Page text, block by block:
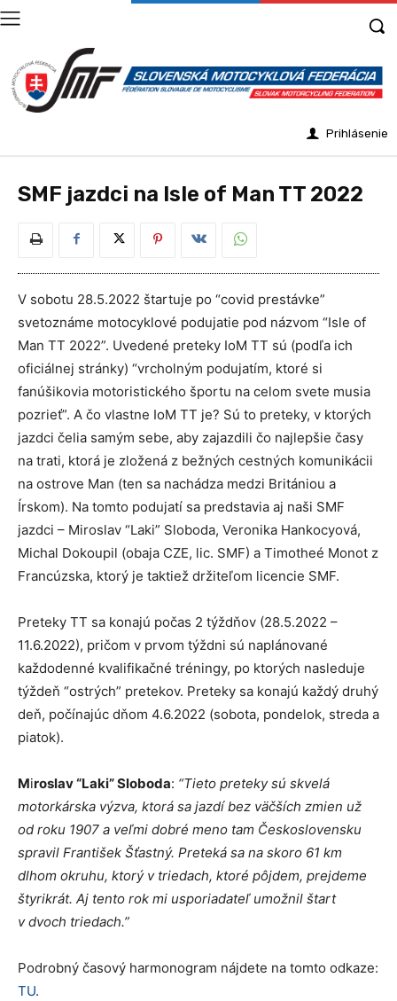
Prihlásenie
SMF jazdci na Isle of Man TT 2022
V sobotu 28.5.2022 štartuje po “covid prestávke”
svetoznáme motocyklové podujatie pod názvom “Isle of
Man TT 2022”. Uvedené preteky IoM TT sú (podľa ich
oficiálnej stránky) “vrcholným podujatím, ktoré si
fanúšikovia motoristického športu na celom svete musia
pozrieť”. A čo vlastne IoM TT je? Sú to preteky, v ktorých
jazdci čelia samým sebe, aby zajazdili čo najlepšie časy
na trati, ktorá je zložená z bežných cestných komunikácii
na ostrove Man (ten sa nachádza medzi Britániou a
Írskom). Na tomto podujatí sa predstavia aj naši SMF
jazdci – Miroslav “Laki” Sloboda, Veronika Hankocyová,
Michal Dokoupil (obaja CZE, lic. SMF) a Timotheé Monot z
Francúzska, ktorý je taktiež držiteľom licencie SMF.
Preteky TT sa konajú počas 2 týždňov (28.5.2022 –
11.6.2022), pričom v prvom týždni sú naplánované
každodenné kvalifikačné tréningy, po ktorých nasleduje
týždeň “ostrých” pretekov. Preteky sa konajú každý druhý
deň, počínajúc dňom 4.6.2022 (sobota, pondelok, streda a
piatok).
Miroslav “Laki” Sloboda: “Tieto preteky sú skvelá
motorkárska výzva, ktorá sa jazdí bez väčších zmien už
od roku 1907 a veľmi dobré meno tam Československu
spravil František Šťastný. Preteká sa na skoro 61 km
dlhom okruhu, ktorý v triedach, ktoré pôjdem, prejdeme
štyrikrát. Aj tento rok mi usporiadateľ umožnil štart
v dvoch triedach.”
Podrobný časový harmonogram nájdete na tomto odkaze:
TU.